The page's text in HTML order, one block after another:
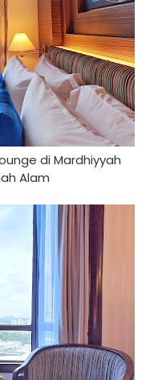
di Mardhiyyah
Alam